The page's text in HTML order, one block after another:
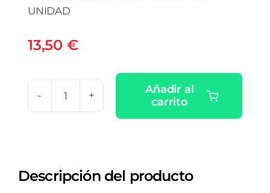
UNIDAD
13,50 €
ARKORESPIRA
DILATADOR
UNIDAD
Añadir al
carrito
Descripción del producto